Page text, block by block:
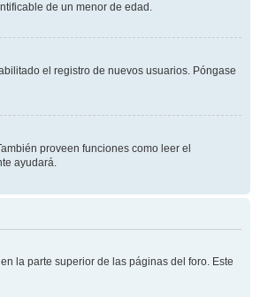
de un menor de edad.
el registro de nuevos usuarios. Póngase
proveen funciones como leer el
ayudará.
la parte superior de las páginas del foro. Este